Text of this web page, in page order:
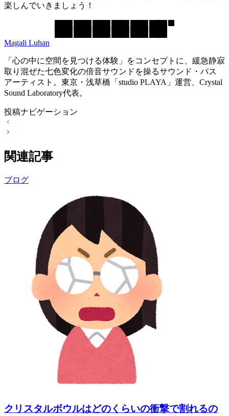
楽しんでいきましょう！
Magali Luhan
「心の中に空間を見つける体験」をコンセプトに、緩急静寂
取り混ぜた七色変化の倍音サウンドを操るサウンド・バス
アーティスト。東京・浅草橋「studio PLAYA」運営、Crystal
Sound Laboratory代表。
投稿ナビゲーション
関連記事
ブログ
クリスタルボウルはどのくらいの衝撃で割れるの